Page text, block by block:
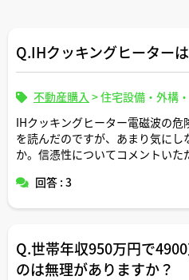
Q.IHクッキングヒーター
不動産購入 >住宅設備・外構
IHクッキングヒーター電磁波の
を読んだのですが、あまり気にし
か。信憑性についてコメントいた
回答 : 3
Q.世帯年収950万円で
のは無理がありますか？